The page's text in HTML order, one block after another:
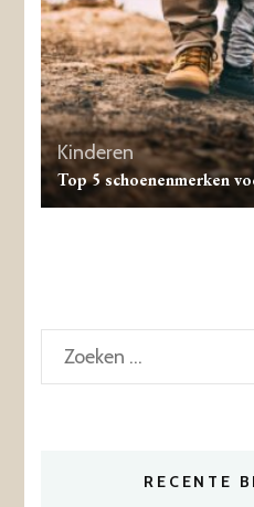
Kinderen
Top 5 schoenenmerken
Zoeken
naar:
RECENTE